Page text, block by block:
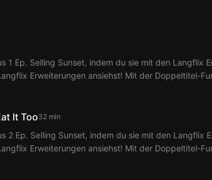
1 Ep. Selling Sunset, indem du sie mit den Langflix
Erweiterungen ansiehst! Mit der Doppeltitel-
It Too32 min
2 Ep. Selling Sunset, indem du sie mit den Langflix
Erweiterungen ansiehst! Mit der Doppeltitel-